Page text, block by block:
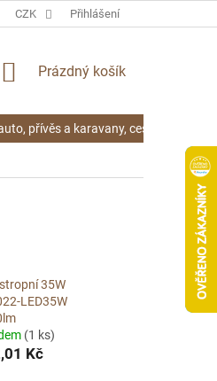
CZK Přihlášení
NÁKUPNÍ
Prázdný košík
přívěs a karavany, cestování
35W
LED35W
(1 ks)
Kč